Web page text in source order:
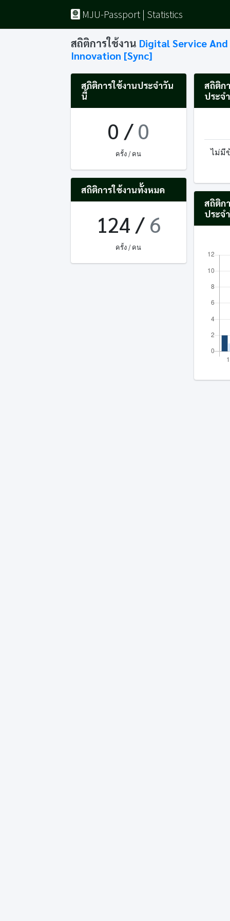
MJU-Passport | Statistics
สถิติการใช้งาน Digital Service And
Innovation [Sync]
สถิติการใช้งานประจำวัน
นี้
0 /0
ครั้ง / คน
สถิติการใช้งานทั้งหมด
124 / 6
ครั้ง / คน
สถิติก
ประจ
ไม่มี
สถิติก
ประจ